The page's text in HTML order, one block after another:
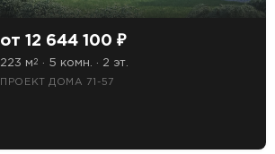
от 12 644 100 ₽
223 м2 · 5 комн. · 2 эт.
ПРОЕКТ ДОМА 71-57